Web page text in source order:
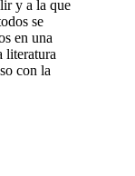
y a la que
se
en una
literatura
con la